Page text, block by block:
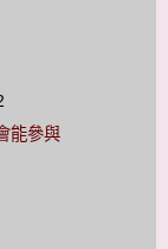
能參與